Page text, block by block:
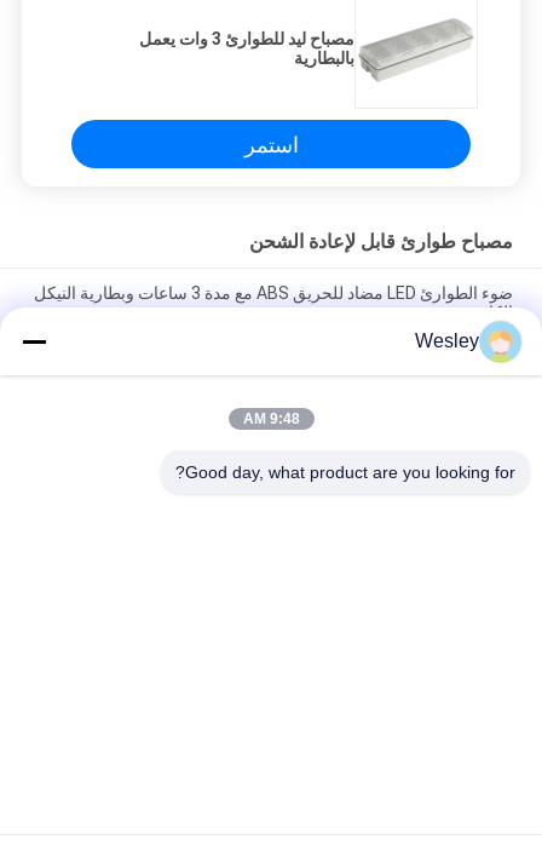
مصباح ليد للطوارئ 3 وات يعمل
بالبطارية
استمر
مصباح طوارئ قابل لإعادة الشحن
ضوء الطوارئ LED مضاد للحريق ABS مع مدة 3 ساعات وبطارية النيكل
الكادميوم
بطارية النيكل الكادميوم ، ومدة 3 ساعات
Wesley
9:48 AM
Good day, what product are you looking for?